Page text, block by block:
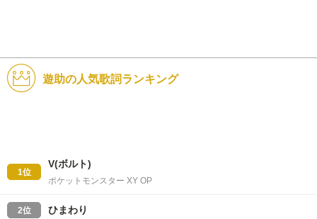
遊助の人気歌詞ランキング
1位
V(ボルト)
ポケットモンスター XY OP
2位 ひまわり